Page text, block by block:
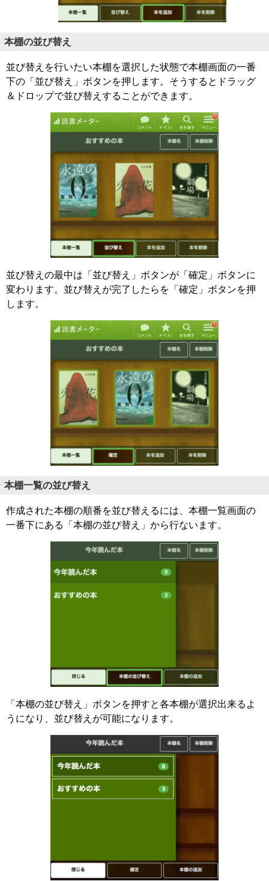
本棚の並び替え
並び替えを行いたい本棚を選択した状態で本棚画面の一番
下の「並び替え」ボタンを押します。そうするとドラッグ
＆ドロップで並び替えすることができます。
並び替えの最中は「並び替え」ボタンが「確定」ボタンに
変わります。並び替えが完了したらを「確定」ボタンを押
します。
本棚一覧の並び替え
作成された本棚の順番を並び替えるには、本棚一覧画面の
一番下にある「本棚の並び替え」から行ないます。
「本棚の並び替え」ボタンを押すと各本棚が選択出来るよ
うになり、並び替えが可能になります。